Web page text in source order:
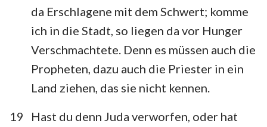
da Erschlagene mit dem Schwert; komme
ich in die Stadt, so liegen da vor Hunger
Verschmachtete. Denn es müssen auch die
Propheten, dazu auch die Priester in ein
Land ziehen, das sie nicht kennen.
19
Hast du denn Juda verworfen, oder hat